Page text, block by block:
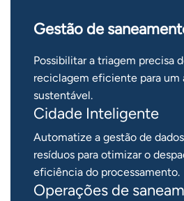
Gestão de
Possibilitar a triagem precisa
reciclagem eficiente para um
sustentável.
Cidade Inteligente
Automatize a gestão de
resíduos para otimizar o
eficiência do processamento.
Operações de